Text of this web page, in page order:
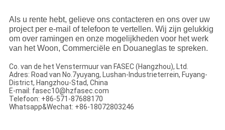
Als u rente hebt, gelieve ons contacteren en ons over uw
project per e-mail of telefoon te vertellen. Wij zijn gelukkig
om over ramingen en onze mogelijkheden voor het werk
van het Woon, Commerciële en Douaneglas te spreken.
Co. van de het Venstermuur van FASEC (Hangzhou), Ltd.
Adres: Road van No.7yuyang, Lushan-Industrieterrein, Fuyang-
District, Hangzhou-Stad, China
E-mail: fasec10@hzfasec.com
Telefoon: +86-571-87688170
Whatsapp&Wechat: +86-18072803246